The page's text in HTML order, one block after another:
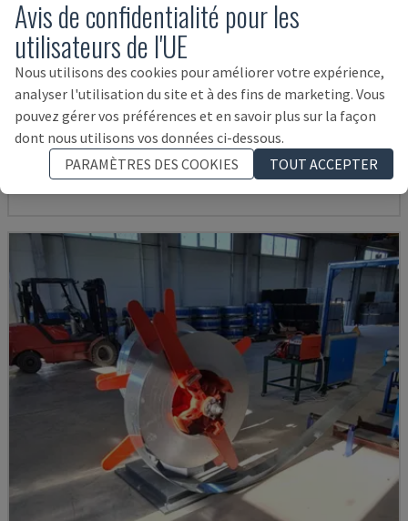
FMU1
WAFIOS - MACHINE À TÔLE
SUISSE 2000
31.500 €
Avis de confidentialité pour les
utilisateurs de l'UE
Nous utilisons des cookies pour améliorer votre expérience,
analyser l'utilisation du site et à des fins de marketing. Vous
pouvez gérer vos préférences et en savoir plus sur la façon
dont nous utilisons vos données ci-dessous.
PARAMÈTRES DES COOKIES
TOUT ACCEPTER